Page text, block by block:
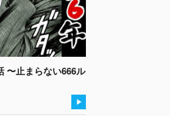
〜止まらない666ル